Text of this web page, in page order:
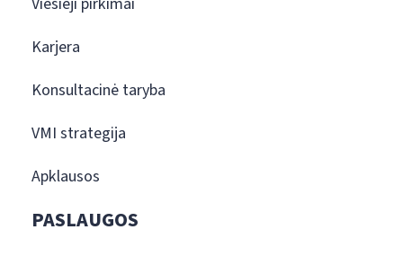
Karjera
Konsultacinė taryba
VMI strategija
Apklausos
PASLAUGOS